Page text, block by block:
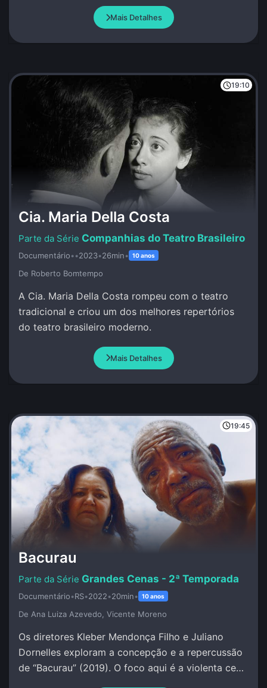
Mais Detalhes
19:10
Cia. Maria Della Costa
Companhias do Teatro Brasileiro
Documentário••2023•26min• 10 anos
De Roberto Bomtempo
A Cia. Maria Della Costa rompeu com o teatro
tradicional e criou um dos melhores repertórios
do teatro brasileiro moderno.
Mais Detalhes
19:45
Bacurau
Grandes Cenas - 2ª Temporada
Documentário•RS•2022•20min• 10 anos
De Ana Luiza Azevedo, Vicente Moreno
Os diretores Kleber Mendonça Filho e Juliano
Dornelles exploram a concepção e a repercussão
de “Bacurau” (2019). O foco aqui é a violenta cena